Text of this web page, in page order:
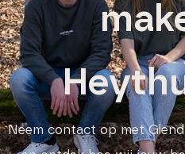
Neem contact op met